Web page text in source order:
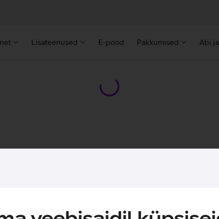
Lisateenused E-pood Pakkumised Abi